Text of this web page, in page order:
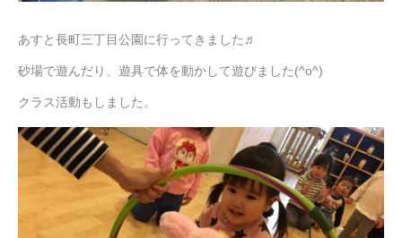
あすと長町三丁目公園に行ってきました♬
砂場で遊んだり、遊具で体を動かして遊びました(^o^)
クラス活動もしました。